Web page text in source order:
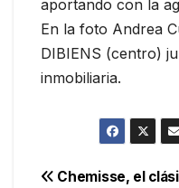
aportando con la
En la foto Andrea
DIBIENS (centro)
inmobiliaria.
Chemisse, el